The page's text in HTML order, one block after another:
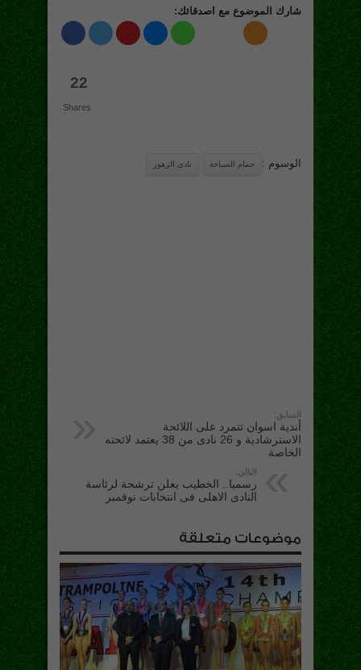
شارك الموضوع مع اصدقائك:
22
Shares
الوسوم : حمام السباحة نادى الزهور
السابق:
أندية اسوان تتمرد على اللائحة
الاسترشادية و 26 نادى من 38 يعتمد لائحته
الخاصة
التالي:
رسميا.. الخطيب يعلن ترشحة لرئاسة
النادى الاهلى فى انتخابات نوفمبر
موضوعات متعلقة